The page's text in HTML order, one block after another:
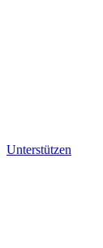
Unterstützen